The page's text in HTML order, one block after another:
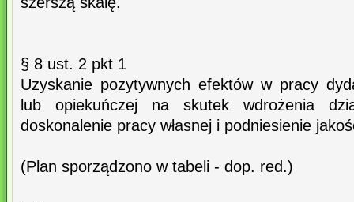
§ 8 ust. 2 pkt 1
Uzyskanie pozytywnych efektów w pracy
lub opiekuńczej na skutek wdrożenia
doskonalenie pracy własnej i podniesienie
(Plan sporządzono w tabeli - dop. red.)